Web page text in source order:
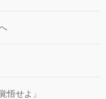
悟せよ」